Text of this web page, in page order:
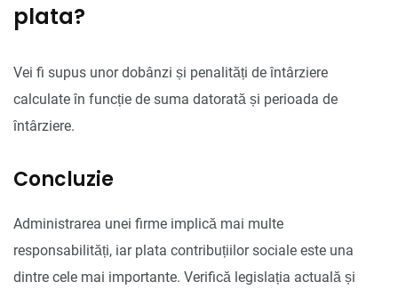
plata?
Vei fi supus unor dobânzi și penalități de întârziere
calculate în funcție de suma datorată și perioada de
întârziere.
Concluzie
Administrarea unei firme implică mai multe
responsabilități, iar plata contribuțiilor sociale este una
dintre cele mai importante. Verifică legislația actuală și